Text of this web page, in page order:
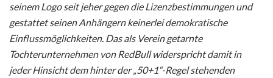
seinem Logo seit jeher gegen die Lizenzbestimmungen und
gestattet seinen Anhängern keinerlei demokratische
Einflussmöglichkeiten. Das als Verein getarnte
Tochterunternehmen von RedBull widerspricht damit in
jeder Hinsicht dem hinter der „50+1“-Regel stehenden